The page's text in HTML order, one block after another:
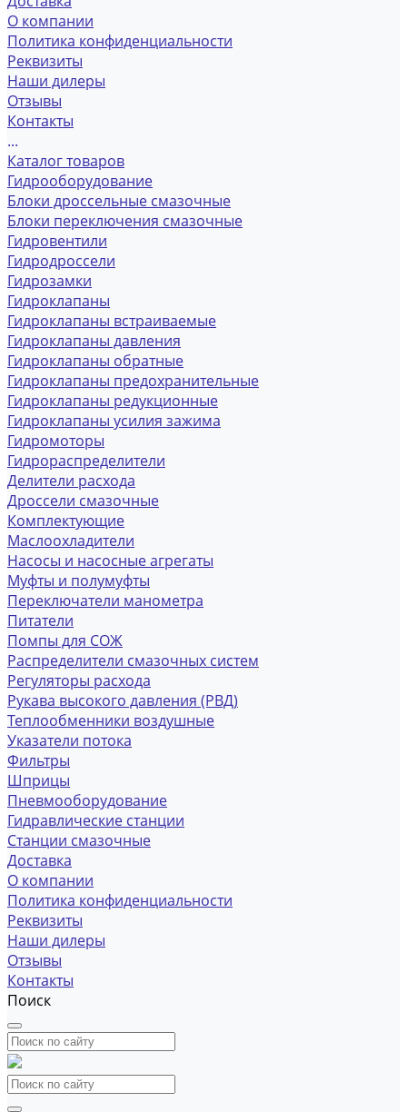
О компании
Политика конфиденциальности
Реквизиты
Наши дилеры
Отзывы
Контакты
...
Каталог товаров
Гидрооборудование
Блоки дроссельные смазочные
Блоки переключения смазочные
Гидровентили
Гидродроссели
Гидрозамки
Гидроклапаны
Гидроклапаны встраиваемые
Гидроклапаны давления
Гидроклапаны обратные
Гидроклапаны предохранительные
Гидроклапаны редукционные
Гидроклапаны усилия зажима
Гидромоторы
Гидрораспределители
Делители расхода
Дроссели смазочные
Комплектующие
Маслоохладители
Насосы и насосные агрегаты
Муфты и полумуфты
Переключатели манометра
Питатели
Помпы для СОЖ
Распределители смазочных систем
Регуляторы расхода
Рукава высокого давления (РВД)
Теплообменники воздушные
Указатели потока
Фильтры
Шприцы
Пневмооборудование
Гидравлические станции
Станции смазочные
Доставка
О компании
Политика конфиденциальности
Реквизиты
Наши дилеры
Отзывы
Контакты
Поиск